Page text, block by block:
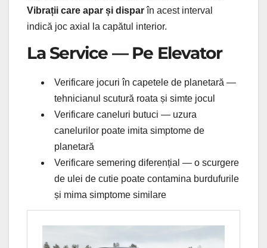
Vibrații care apar și disparîn acest interval
indică joc axial la capătul interior.
La Service — Pe Elevator
Verificare jocuri în capetele de planetară —
tehnicianul scutură roata și simte jocul
Verificare caneluri butuci — uzura
canelurilor poate imita simptome de
planetară
Verificare semering diferențial — o scurgere
de ulei de cutie poate contamina burdufurile
și mima simptome similare